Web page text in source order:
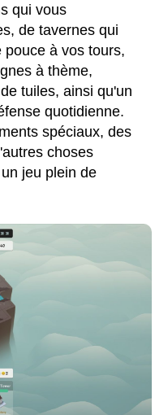
qui vous
de tavernes qui
pouce à vos tours,
à thème,
tuiles, ainsi qu'un
quotidienne.
spéciaux, des
choses
jeu plein de